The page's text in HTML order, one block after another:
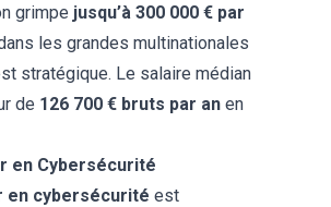
grimpe jusqu’à 300 000 € par
les grandes multinationales
stratégique. Le salaire médian
de 126 700 € bruts par an en
en Cybersécurité
en cybersécurité est